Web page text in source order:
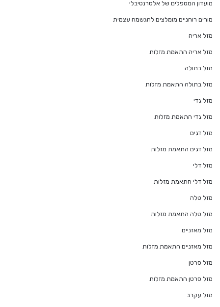
מועדון המטפלים של אלטרנטיבלי
מורים רוחניים מומלצים להגשמה עצמית
מזל אריה
מזל אריה התאמת מזלות
מזל בתולה
מזל בתולה התאמת מזלות
מזל גדי
מזל גדי התאמת מזלות
מזל דגים
מזל דגים התאמת מזלות
מזל דלי
מזל דלי התאמת מזלות
מזל טלה
מזל טלה התאמת מזלות
מזל מאזניים
מזל מאזניים התאמת מזלות
מזל סרטן
מזל סרטן התאמת מזלות
מזל עקרב